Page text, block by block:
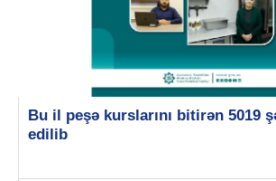
Bu il peşə kurslarını bitirən 5019
edilib